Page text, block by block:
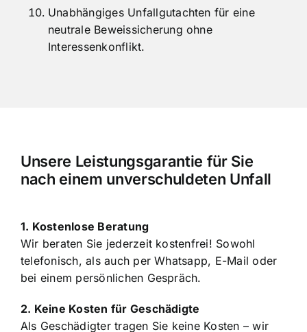
Unabhängiges Unfallgutachten für eine
neutrale Beweissicherung ohne
Interessenkonflikt.
Unsere Leistungsgarantie für Sie
nach einem unverschuldeten Unfall
1. Kostenlose Beratung
Wir beraten Sie jederzeit kostenfrei! Sowohl
telefonisch, als auch per Whatsapp, E-Mail oder
bei einem persönlichen Gespräch.
2. Keine Kosten für Geschädigte